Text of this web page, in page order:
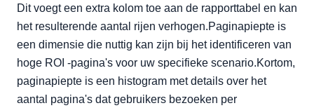
Dit voegt een extra kolom toe aan de rapporttabel en kan
het resulterende aantal rijen verhogen.Paginapiepte is
een dimensie die nuttig kan zijn bij het identificeren van
hoge ROI -pagina's voor uw specifieke scenario.Kortom,
paginapiepte is een histogram met details over het
aantal pagina's dat gebruikers bezoeken per